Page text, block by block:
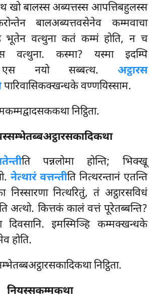
खो बालस्स अब्यत्तस्स आपत्तिबहुलस्स
बालअब्यत्तवसेनेव कम्मवाचा
भूतेन वत्थुना कतं कम्मं होति, न च
वत्थुना. कस्मा? यस्मा इदम्पि
एस नयो सब्बत्थ. अट्ठारस
पारिवासिकक्खन्धके वण्णयिस्साम.
निट्ठिता.
ति पन्नलोमा होन्ति; भिक्खू
नेत्थारं वत्तन्तीति नित्थरन्तानं एतन्ति
नित्थरितुं, तं अट्ठारसविधं
अत्थो. कित्तकं कालं वत्तं पूरेतब्बन्ति?
इमस्मिञ्हि कम्मक्खन्धके
होति.
निट्ठिता.
नियस्सकम्मकथा